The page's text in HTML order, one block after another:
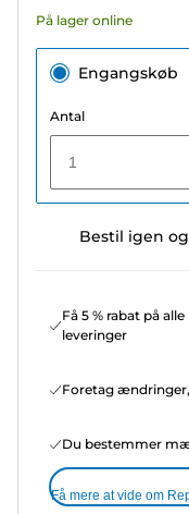
anmeldelser
På lager online
Engangskøb
Antal
1
Bestil igen og
Få 5 % rabat på
leveringer
Foretag
Du bestemmer
Få mere at vide om